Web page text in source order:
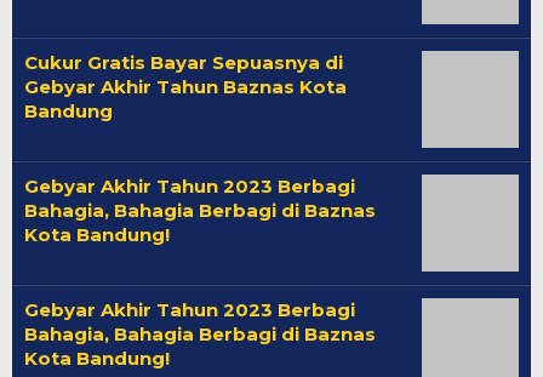
Cukur Gratis Bayar Sepuasnya di
Gebyar Akhir Tahun Baznas Kota
Bandung
Gebyar Akhir Tahun 2023 Berbagi
Bahagia, Bahagia Berbagi di Baznas
Kota Bandung!
Gebyar Akhir Tahun 2023 Berbagi
Bahagia, Bahagia Berbagi di Baznas
Kota Bandung!